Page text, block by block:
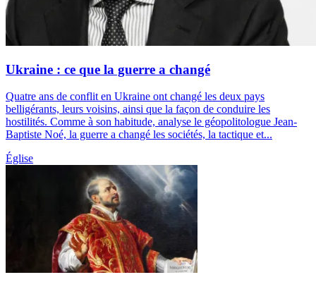
Ukraine : ce que la guerre a changé
Quatre ans de conflit en Ukraine ont changé les deux pays
belligérants, leurs voisins, ainsi que la façon de conduire les
hostilités. Comme à son habitude, analyse le géopolitologue Jean-
Baptiste Noé, la guerre a changé les sociétés, la tactique et...
Église